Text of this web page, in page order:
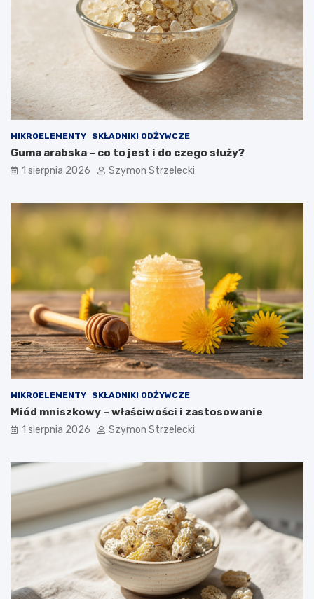
MIKROELEMENTY SKŁADNIKI ODŻYWCZE
Guma arabska – co to jest i do czego służy?
1 sierpnia 2026 Szymon Strzelecki
MIKROELEMENTY SKŁADNIKI ODŻYWCZE
Miód mniszkowy – właściwości i zastosowanie
1 sierpnia 2026 Szymon Strzelecki